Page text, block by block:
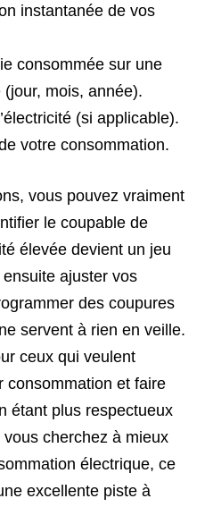
instantanée de vos
consommée sur une
mois, année).
(si applicable).
votre consommation.
vous pouvez vraiment
le coupable de
élevée devient un jeu
ensuite ajuster vos
des coupures
servent à rien en veille.
ceux qui veulent
consommation et faire
étant plus respectueux
vous cherchez à mieux
électrique, ce
excellente piste à